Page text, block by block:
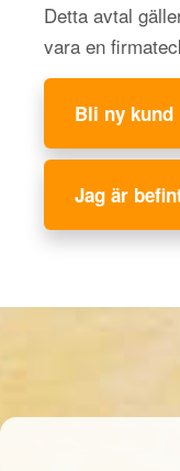
Detta avtal
vara en
Bli ny kund
Jag är